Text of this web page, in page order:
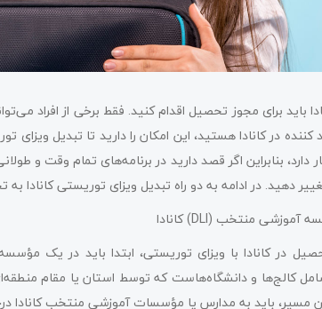
باید برای مجوز تحصیل اقدام کنید. فقط برخی از افراد
کننده در کانادا هستید، این امکان را دارید تا تبدیل
دارد، بنابراین اگر قصد دارید در برنامه‌های تمام وقت
دهید. در ادامه به دو راه تبدیل ویزای توریستی کانادا
کالج‌ها و دانشگاه‌هاست که توسط استان یا مقام منطقه‌ای
مسیر، باید به مدارس یا مؤسسات آموزشی منتخب کانادا